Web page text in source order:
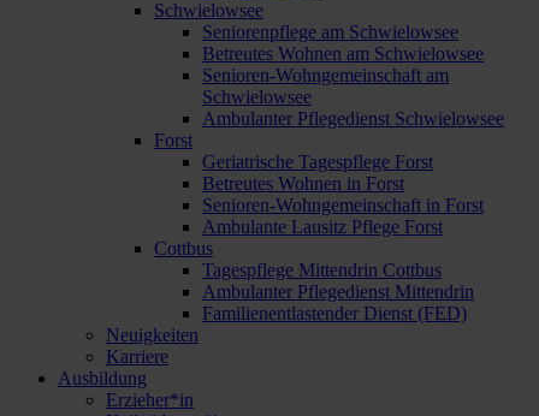
Schwielowsee
Seniorenpflege am Schwielowsee
Betreutes Wohnen am Schwielowsee
Senioren-Wohngemeinschaft am
Schwielowsee
Ambulanter Pflegedienst Schwielowsee
Forst
Geriatrische Tagespflege Forst
Betreutes Wohnen in Forst
Senioren-Wohngemeinschaft in Forst
Ambulante Lausitz Pflege Forst
Cottbus
Tagespflege Mittendrin Cottbus
Ambulanter Pflegedienst Mittendrin
Familienentlastender Dienst (FED)
Neuigkeiten
Karriere
Ausbildung
Erzieher*in